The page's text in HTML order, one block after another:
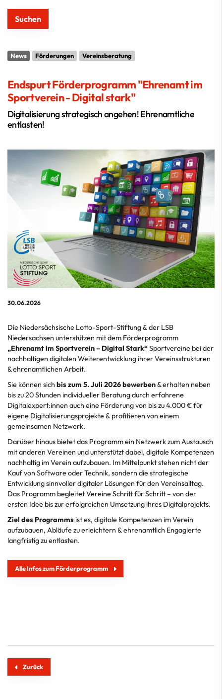
News Förderungen Vereinsberatung
Endspurt Förderprogramm "Ehrenamt im
Sportverein - Digital stark"
Digitalisierung strategisch angehen! Ehrenamtliche
entlasten!
30.06.2026
Die Niedersächsische Lotto-Sport-Stiftung & der LSB
Niedersachsen unterstützen mit dem Förderprogramm
„Ehrenamt im Sportverein – Digital Stark“Sportvereine bei der
nachhaltigen digitalen Weiterentwicklung ihrer Vereinsstrukturen
& ehrenamtlichen Arbeit.
Sie können sich bis zum 5. Juli 2026 bewerben& erhalten neben
bis zu 20 Stunden individueller Beratung durch erfahrene
Digitalexpert:innen auch eine Förderung von bis zu 4.000 € für
eigene Digitalisierungsprojekte & profitieren von einem
gemeinsamen Netzwerk.
Darüber hinaus bietet das Programm ein Netzwerk zum Austausch
mit anderen Vereinen und unterstützt dabei, digitale Kompetenzen
nachhaltig im Verein aufzubauen. Im Mittelpunkt stehen nicht der
Kauf von Software oder Technik, sondern die strategische
Entwicklung sinnvoller digitaler Lösungen für den Vereinsalltag.
Das Programm begleitet Vereine Schritt für Schritt – von der
ersten Idee bis zur erfolgreichen Umsetzung ihres Digitalprojekts.
Ziel des Programms ist es, digitale Kompetenzen im Verein
aufzubauen, Abläufe zu erleichtern & ehrenamtlich Engagierte
langfristig zu entlasten.
Alle Infos zum Förderprogramm
Zurück